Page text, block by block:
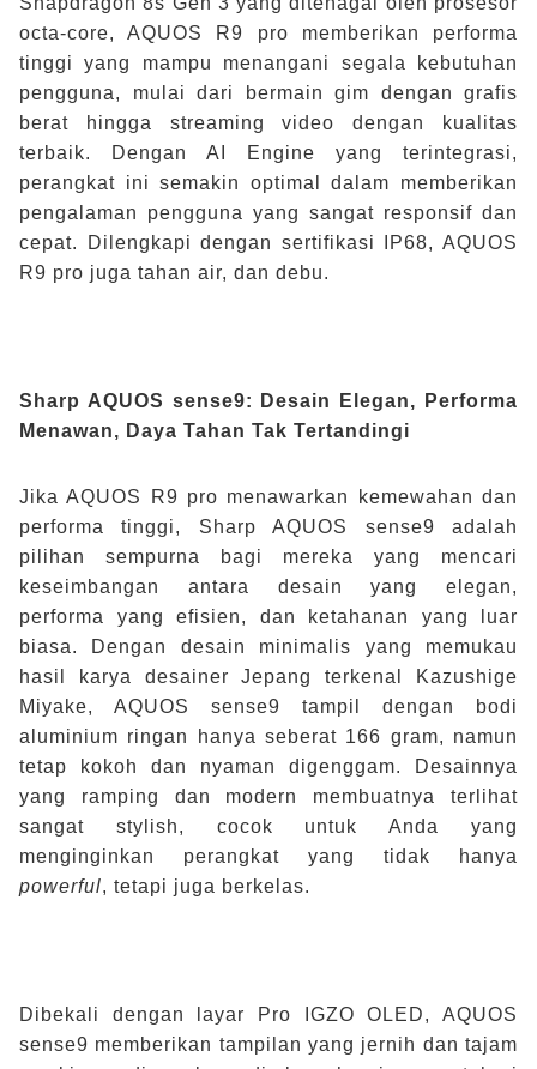
octa-core, AQUOS R9 pro memberikan performa
tinggi yang mampu menangani segala kebutuhan
pengguna, mulai dari bermain gim dengan grafis
berat hingga streaming video dengan kualitas
terbaik. Dengan AI Engine yang terintegrasi,
perangkat ini semakin optimal dalam memberikan
pengalaman pengguna yang sangat responsif dan
cepat. Dilengkapi dengan sertifikasi IP68, AQUOS
R9 pro juga tahan air, dan debu.
Sharp AQUOS sense9: Desain Elegan, Performa
Menawan, Daya Tahan Tak Tertandingi
Jika AQUOS R9 pro menawarkan kemewahan dan
performa tinggi, Sharp AQUOS sense9 adalah
pilihan sempurna bagi mereka yang mencari
keseimbangan antara desain yang elegan,
performa yang efisien, dan ketahanan yang luar
biasa. Dengan desain minimalis yang memukau
hasil karya desainer Jepang terkenal Kazushige
Miyake, AQUOS sense9 tampil dengan bodi
aluminium ringan hanya seberat 166 gram, namun
tetap kokoh dan nyaman digenggam. Desainnya
yang ramping dan modern membuatnya terlihat
sangat stylish, cocok untuk Anda yang
menginginkan perangkat yang tidak hanya
powerful, tetapi juga berkelas.
Dibekali dengan layar Pro IGZO OLED, AQUOS
sense9 memberikan tampilan yang jernih dan tajam